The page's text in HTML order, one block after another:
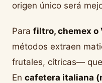
origen único será
Para filtro, chemex o
métodos extraen
frutales, cítricas—
En cafetera italiana